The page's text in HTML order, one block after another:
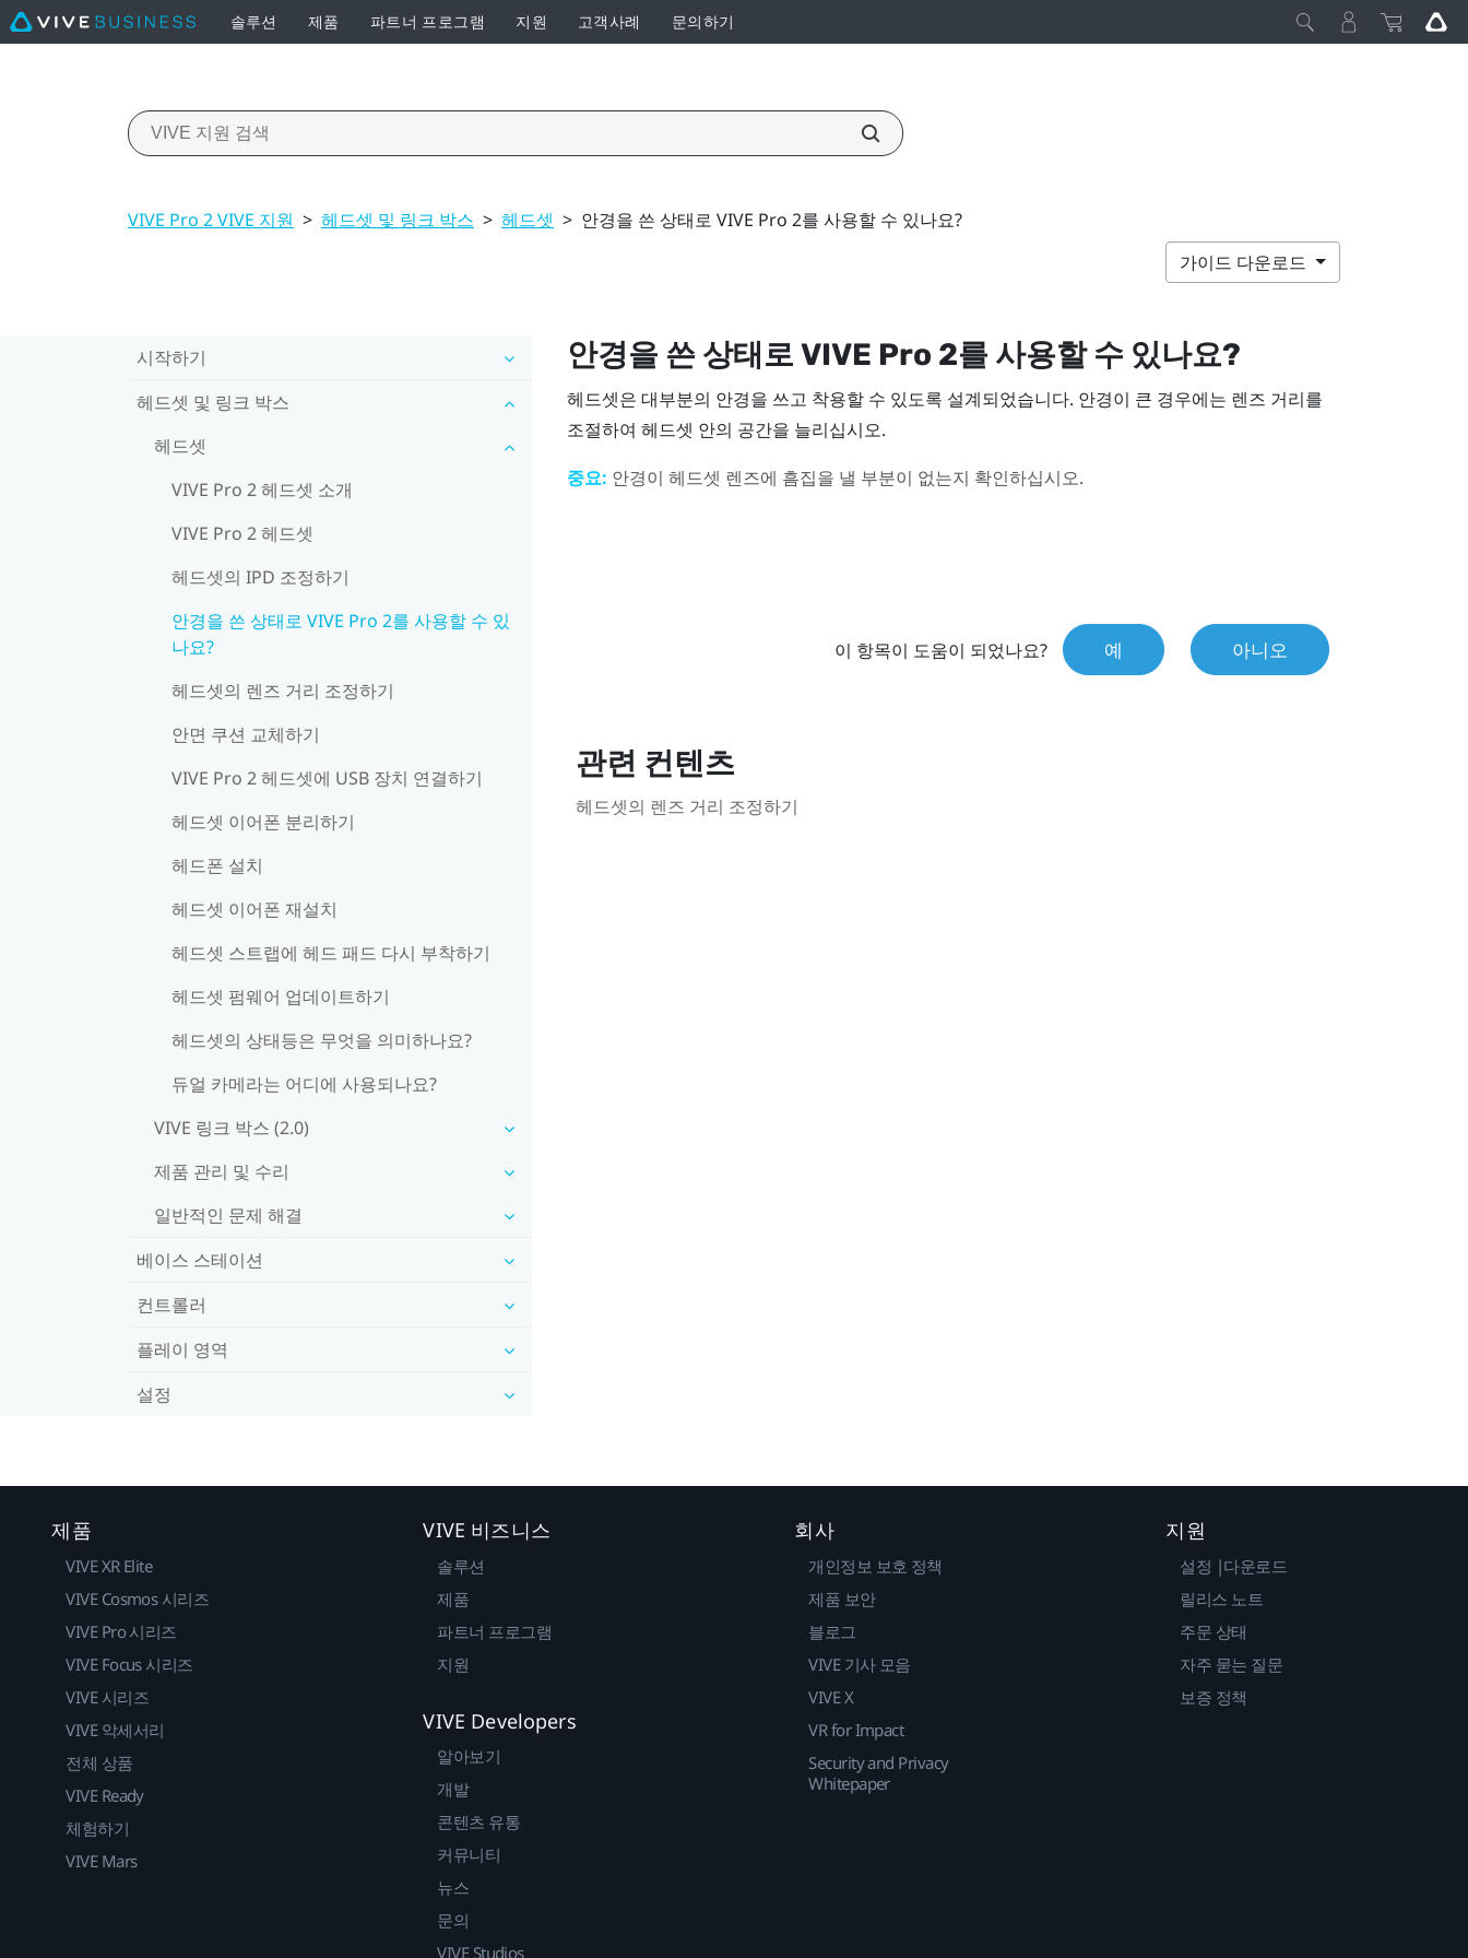
솔루션 제품 파트너 프로그램 지원 고객사례 문의하기
VIVE Pro 2 VIVE 지원 > 헤드셋 및 링크 박스 > 헤드셋 > 안경을 쓴 상태로 VIVE Pro 2를 사용할 수 있나요?
가이드 다운로드
시작하기
헤드셋 및 링크 박스
헤드셋
VIVE Pro 2 헤드셋 소개
VIVE Pro 2 헤드셋
헤드셋의 IPD 조정하기
안경을 쓴 상태로 VIVE Pro 2를 사용할 수 있
나요?
헤드셋의 렌즈 거리 조정하기
안면 쿠션 교체하기
VIVE Pro 2 헤드셋에 USB 장치 연결하기
헤드셋 이어폰 분리하기
헤드폰 설치
헤드셋 이어폰 재설치
헤드셋 스트랩에 헤드 패드 다시 부착하기
헤드셋 펌웨어 업데이트하기
헤드셋의 상태등은 무엇을 의미하나요?
듀얼 카메라는 어디에 사용되나요?
VIVE 링크 박스 (2.0)
제품 관리 및 수리
일반적인 문제 해결
베이스 스테이션
컨트롤러
플레이 영역
설정
안경을 쓴 상태로 VIVE Pro 2를 사용할 수 있나요?
헤드셋은 대부분의 안경을 쓰고 착용할 수 있도록 설계되었습니다. 안경이 큰 경우에는 렌즈 거리를
조절하여 헤드셋 안의 공간을 늘리십시오.
중요: 안경이 헤드셋 렌즈에 흠집을 낼 부분이 없는지 확인하십시오.
이 항목이 도움이 되었나요? 예 아니오
관련 컨텐츠
헤드셋의 렌즈 거리 조정하기
제품
VIVE XR Elite
VIVE Cosmos 시리즈
VIVE Pro 시리즈
VIVE Focus 시리즈
VIVE 시리즈
VIVE 악세서리
전체 상품
VIVE Ready
체험하기
VIVE Mars
VIVE 비즈니스
솔루션
제품
파트너 프로그램
지원
VIVE Developers
알아보기
개발
콘텐츠 유통
커뮤니티
뉴스
문의
VIVE Studios
회사
개인정보 보호 정책
제품 보안
블로그
VIVE 기사 모음
VIVE X
VR for Impact
Security and Privacy
Whitepaper
지원
설정 |다운로드
릴리스 노트
주문 상태
자주 묻는 질문
보증 정책